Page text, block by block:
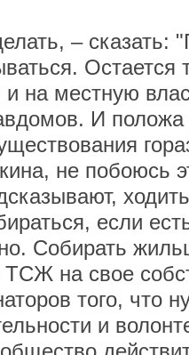
– сказать:
Остается
и на местную
И положа
не побоюсь
если
Собирать
на свое
того, что
и